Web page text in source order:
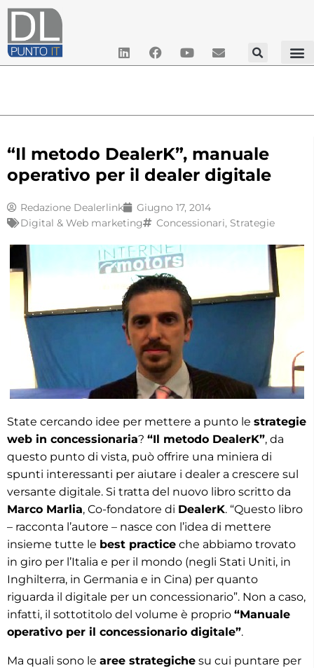
“Il metodo DealerK”, manuale
operativo per il dealer digitale
Redazione Dealerlink
Giugno 17, 2014
Digital & Web marketing
Concessionari, Strategie
State cercando idee per mettere a punto le strategie
web in concessionaria? “Il metodo DealerK”, da
questo punto di vista, può offrire una miniera di
spunti interessanti per aiutare i dealer a crescere sul
versante digitale. Si tratta del nuovo libro scritto da
Marco Marlia, Co-fondatore di DealerK. “Questo libro
– racconta l’autore – nasce con l’idea di mettere
insieme tutte le best practice che abbiamo trovato
in giro per l’Italia e per il mondo (negli Stati Uniti, in
Inghilterra, in Germania e in Cina) per quanto
riguarda il digitale per un concessionario”. Non a caso,
infatti, il sottotitolo del volume è proprio “Manuale
operativo per il concessionario digitale”.
Ma quali sono le aree strategiche su cui puntare per